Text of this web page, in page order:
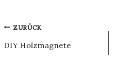
Beitragsnavigation
ZURÜCK
DIY Holzmagnete